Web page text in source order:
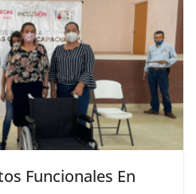
Funcionales En